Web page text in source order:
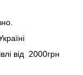
вiд 2000грн